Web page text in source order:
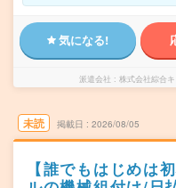
気になる!
派遣会社 株式会社綜合
未読 掲載日 2026/08/05
【誰でもはじめは